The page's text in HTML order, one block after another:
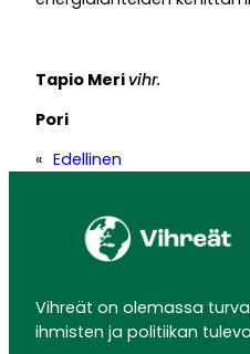
Tapio Merivihr.
Pori
« Edellinen
Vihreät on olemassa
ihmisten ja politiikan